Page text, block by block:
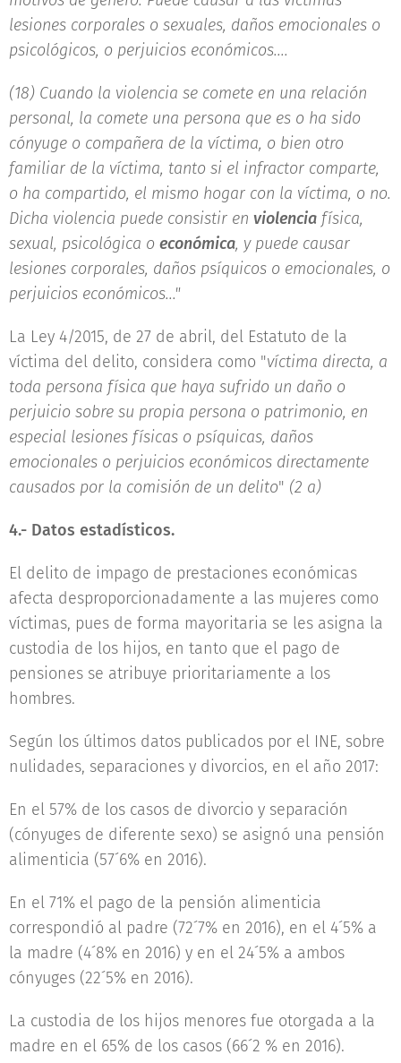
lesiones corporales o sexuales, daños emocionales o
psicológicos, o perjuicios económicos....
(18) Cuando la violencia se comete en una relación
personal, la comete una persona que es o ha sido
cónyuge o compañera de la víctima, o bien otro
familiar de la víctima, tanto si el infractor comparte,
o ha compartido, el mismo hogar con la víctima, o no.
Dicha violencia puede consistir en violencia física,
sexual, psicológica o económica, y puede causar
lesiones corporales, daños psíquicos o emocionales, o
perjuicios económicos..."
La Ley 4/2015, de 27 de abril, del Estatuto de la
víctima del delito, considera como "víctima directa, a
toda persona física que haya sufrido un daño o
perjuicio sobre su propia persona o patrimonio, en
especial lesiones físicas o psíquicas, daños
emocionales o perjuicios económicos directamente
causados por la comisión de un delito" (2 a)
4.- Datos estadísticos.
El delito de impago de prestaciones económicas
afecta desproporcionadamente a las mujeres como
víctimas, pues de forma mayoritaria se les asigna la
custodia de los hijos, en tanto que el pago de
pensiones se atribuye prioritariamente a los
hombres.
Según los últimos datos publicados por el INE, sobre
nulidades, separaciones y divorcios, en el año 2017:
En el 57% de los casos de divorcio y separación
(cónyuges de diferente sexo) se asignó una pensión
alimenticia (57´6% en 2016).
En el 71% el pago de la pensión alimenticia
correspondió al padre (72´7% en 2016), en el 4´5% a
la madre (4´8% en 2016) y en el 24´5% a ambos
cónyuges (22´5% en 2016).
La custodia de los hijos menores fue otorgada a la
madre en el 65% de los casos (66´2 % en 2016).